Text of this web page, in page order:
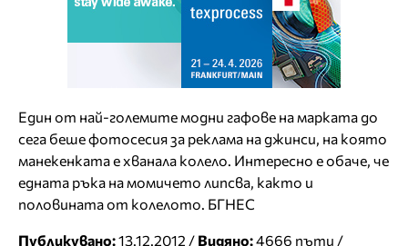
Един от най-големите модни гафове на марката до
сега беше фотосесия за реклама на джинси, на която
манекенката е хванала колело. Интересно е обаче, че
едната ръка на момичето липсва, както и
половината от колелото. БГНЕС
Публикувано:13.12.2012 / Видяно:4666 пъти /